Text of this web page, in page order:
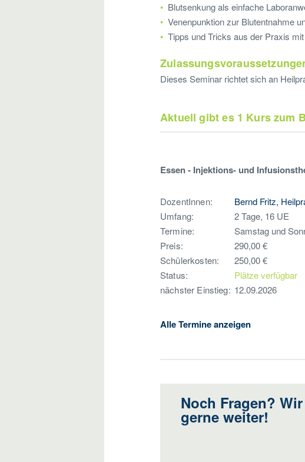
Blutsenkung als einfache
Venenpunktion zur Blutentnahme
Tipps und Tricks aus der Praxis
Dieses Seminar richtet sich an
Aktuell gibt es 1 Kurs zum
Essen - Injektions- und
DozentInnen:
Bernd Fritz,
Umfang:
2 Tage, 16 UE
Termine:
Samstag und
Preis:
290,00 €
Schülerkosten:
250,00 €
Status:
Plätze verfügbar
nächster Einstieg: 12.09.2026
Alle Termine anzeigen
Noch Fragen?
gerne weiter!